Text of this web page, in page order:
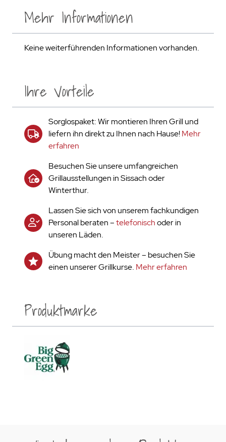
Ihre Vorteile
Sorglospaket: Wir montieren Ihren Grill und
liefern ihn direkt zu Ihnen nach Hause!Mehr
erfahren
Besuchen Sie unsere umfangreichen
Grillausstellungen in Sissach oder
Winterthur.
Lassen Sie sich von unserem fachkundigen
Personal beraten –telefonischoder in
unseren Läden.
Übung macht den Meister – besuchen Sie
einen unserer Grillkurse. Mehr erfahren
Mehr Informationen
Keine weiterführenden Informationen vorhanden.
Produktmarke